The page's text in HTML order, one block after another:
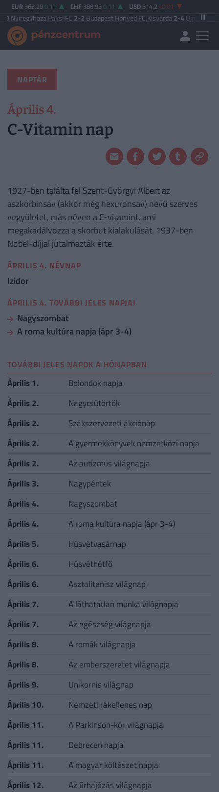
EUR 363.29 0.11 CHF 388.95 0.11 USD 314.2 -0.01
Nyíregyháza|Paksi FC2-2Budapest Honvéd FC|Kisvárda2-4Újpest FC
NAPTÁR
Április 4.
C-Vitamin nap
1927-ben találta fel Szent-Györgyi Albert az
aszkorbinsav (akkor még hexuronsav) nevű szerves
vegyületet, más néven a C-vitamint, ami
megakadályozza a skorbut kialakulását. 1937-ben
Nobel-díjjal jutalmazták érte.
ÁPRILIS 4. NÉVNAP
Izidor
ÁPRILIS 4. TOVÁBBI JELES NAPJAI
Nagyszombat
A roma kultúra napja (ápr 3-4)
TOVÁBBI JELES NAPOK A HÓNAPBAN
Április 1.
Bolondok napja
Április 2.
Nagycsütörtök
Április 2.
Szakszervezeti akciónap
Április 2.
A gyermekkönyvek nemzetközi napja
Április 2.
Az autizmus világnapja
Április 3.
Nagypéntek
Április 4.
Nagyszombat
Április 4.
A roma kultúra napja (ápr 3-4)
Április 5.
Húsvétvasárnap
Április 6.
Húsvéthétfő
Április 6.
Asztalitenisz világnap
Április 7.
A láthatatlan munka világnapja
Április 7.
Az egészség világnapja
Április 8.
A romák világnapja
Április 8.
Az emberszeretet világnapja
Április 9.
Unikornis világnap
Április 10.
Nemzeti rákellenes nap
Április 11.
A Parkinson-kór világnapja
Április 11.
Debrecen napja
Április 11.
A magyar költészet napja
Április 12.
Az űrhajózás világnapja